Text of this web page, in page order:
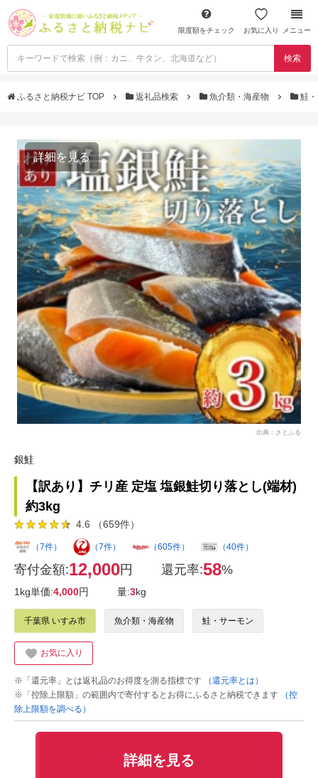
限度額をチェック お気に入り メニュー
検索
ふるさと納税ナビ TOP 返礼品検索 魚介類・海産物 鮭
詳細を見る
出典：さとふる
銀鮭
【訳あり】チリ産 定塩 塩銀鮭切り落とし(端材)
約3kg
4.6 （659件）
（7件） （7件） （605件） （40件）
寄付金額:12,000円 還元率:58%
1kg単価:4,000円 量:3kg
千葉県 いすみ市 魚介類・海産物 鮭・サーモン
お気に入り
※「還元率」とは返礼品のお得度を測る指標です
（還元率とは）
※「控除上限額」の範囲内で寄付するとお得にふるさと納税できます
（控
除上限額を調べる）
詳細を見る